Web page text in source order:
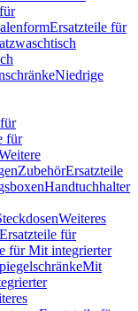
Ersatzteile für
Niedrige
für
ZubehörErsatzteile
Handtuchhalter
Weiteres
Ersatzteile für
für Mit integrierter
Mit